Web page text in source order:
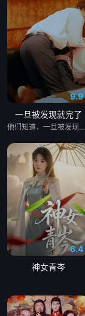
第25集
第28集
第31集
第34集
第37集
第40集
第43集
第46集
第49集
第52集
第58集
9.9
一旦被发现就完了
他们知道，一旦被发现，一切都会结束。 &nbsp; &nbsp; &nbsp; &nbsp; &nbsp; &nbsp; &nbsp; &nbsp; &nbsp; &nbsp; &nbsp; &nbsp; &nbsp; &nbsp; &nbsp; &nbsp; &nbsp; &nbsp; &nbsp; &nbsp; &nbsp; &nbsp; &nbsp; &nbsp; &nbsp; &nbsp; &nbsp; &nbsp; &nbsp; &nbsp; &nbsp; &nbsp; &nbsp; &nbsp; &nbsp; 一对高中情侣努力守护他们的秘密恋情， &nbsp; &nbsp; &nbsp; &nbsp; &nbsp; &nbsp; &nbsp; &nbsp; &nbsp; &nbsp; &nbsp; &nbsp; &nbsp; &nbsp; &nbsp; &nbsp; &nbsp; &nbsp; &nbsp; &nbsp; &nbsp; &nbsp; &nbsp; &nbsp; &nbsp; &nbsp; &nbsp; &nbsp; &nbsp; &nbsp; &nbsp; &nbsp; &nbsp; &nbsp; &nbsp; 在嫉妒、误解和被发现的恐惧中艰难前行。 &nbsp; &nbsp; &nbsp; &nbsp; &nbsp; &nbsp; &nbsp; &nbsp; &nbsp; &nbsp; &nbsp; &nbsp; &nbsp; &nbsp; &nbsp; &nbsp; &nbsp; &nbsp; &nbsp; &nbsp; &nbsp; &nbsp; &nbsp; &nbsp; &nbsp; &nbsp; &nbsp; &nbsp; &nbsp; &nbsp; &nbsp; &nbsp; &nbsp; &nbsp; &nbsp; 他们的爱情始于学校空无一人的体育器材室。 &nbsp; &nbsp; &nbsp; &nbsp; &nbsp; &nbsp; &nbsp; &nbsp; &nbsp; &nbsp; &nbsp; &nbsp; &nbsp; &nbsp; &nbsp; &nbsp; &nbsp; &nbsp; &nbsp; &nbsp; &nbsp; &nbsp; &nbsp; &nbsp; &nbsp; &nbsp; &nbsp; &nbsp; &nbsp; &nbsp; &nbsp; &nbsp; &nbsp; &nbsp; &nbsp; 他们立下一个约定： &nbsp; &nbsp; &nbsp; &nbsp; &nbsp; &nbsp; &nbsp; &nbsp; &nbsp; &nbsp; &nbsp; &nbsp; &nbsp; &nbsp; &nbsp; &nbsp; &nbsp; &nbsp; &nbsp; &nbsp; &nbsp; &nbsp; &nbsp; &nbsp; &nbsp; &nbsp; &nbsp; &nbsp; &nbsp; &nbsp; &nbsp; &nbsp; &nbsp; &nbsp; &nbsp; 「如果有人发现我们的关系，我们就分手。」 &nbsp; &nbsp; &nbsp; &nbsp; &nbsp; &nbsp; &nbsp; &nbsp; &nbsp; &nbsp; &nbsp; &nbsp; &nbsp; &nbsp; &nbsp; &nbsp; &nbsp; &nbsp; &nbsp; &nbsp; &nbsp; &nbsp; &nbsp; &nbsp; &nbsp; &nbsp; &nbsp; &nbsp; &nbsp; &nbsp; &nbsp; &nbsp; &nbsp; &nbsp; &nbsp; 他们相爱——却不得不隐藏。 &nbsp; &nbsp; &nbsp; &nbsp; &nbsp; &nbsp; &nbsp; &nbsp; &nbsp; &nbsp; &nbsp; &nbsp; &nbsp; &nbsp; &nbsp; &nbsp; &nbsp; &nbsp; &nbsp; &nbsp; &nbsp; &nbsp; &nbsp; &nbsp; &nbsp; &nbsp; &nbsp; &nbsp; &nbsp; &nbsp; &nbsp; &nbsp; &nbsp; &nbsp; &nbsp; 一个关于两个少年在冲突、距离与脆弱中学会爱的动人成长故事。
6.4
神女青岑